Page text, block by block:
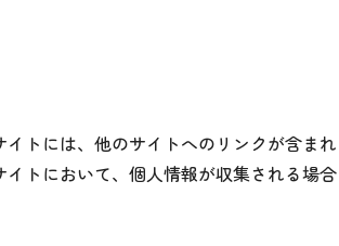
イトには、他のサイトへのリンクが含ま
イトにおいて、個人情報が収集される場